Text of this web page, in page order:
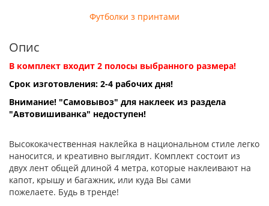
Футболки з принтами
Опис
В комплект входит 2 полосы выбранного размера!
Срок изготовления: 2-4 рабочих дня!
Внимание! "Самовывоз" для наклеек из раздела
"Автовишиванка" недоступен!
Высококачественная наклейка в национальном стиле легко
наносится, и креативно выглядит. Комплект состоит из
двух лент общей длиной 4 метра, которые наклеивают на
капот, крышу и багажник, или куда Вы сами
пожелаете. Будь в тренде!